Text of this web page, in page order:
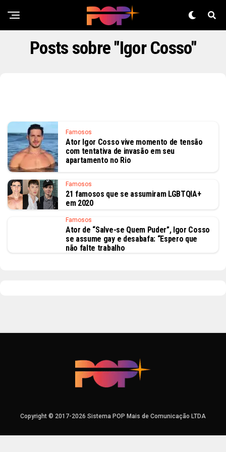
Posts sobre "Igor Cosso"
Famosos
Ator Igor Cosso vive momento de tensão
com tentativa de invasão em seu
apartamento no Rio
Famosos
21 famosos que se assumiram LGBTQIA+
em 2020
Famosos
Ator de “Salve-se Quem Puder”, Igor Cosso
se assume gay e desabafa: “Espero que
não falte trabalho
Copyright © 2017-2026 Sistema POP Mais de Comunicação LTDA